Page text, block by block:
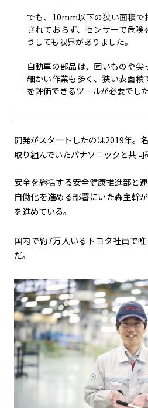
でも、10mm以下の狭い面積で
されておらず、センサーで危
うしても限界がありました。
自動車の部品は、固いものや
細かい作業も多く、狭い表面積
を評価できるツールが必要でした
開発がスタートしたのは2019年。
取り組んでいたパナソニックと共同
安全を総括する安全健康推進部と
自働化を進める部署にいた森主幹
を進めている。
国内で約7万人いるトヨタ社員で
だ。